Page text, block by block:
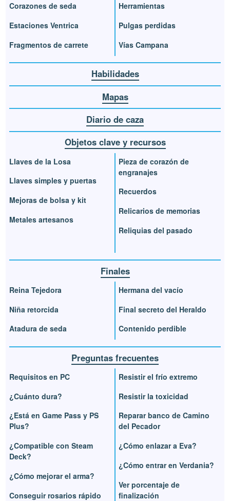
Corazones de seda
Estaciones Ventrica
Fragmentos de carrete
Herramientas
Pulgas perdidas
Vías Campana
Habilidades
Mapas
Diario de caza
Objetos clave y recursos
Llaves de la Losa
Llaves simples y puertas
Mejoras de bolsa y kit
Metales artesanos
Pieza de corazón de
engranajes
Recuerdos
Relicarios de memorias
Reliquias del pasado
Finales
Reina Tejedora
Niña retorcida
Atadura de seda
Hermana del vacío
Final secreto del Heraldo
Contenido perdible
Preguntas frecuentes
Requisitos en PC
¿Cuánto dura?
¿Está en Game Pass y PS
Plus?
¿Compatible con Steam
Deck?
¿Cómo mejorar el arma?
Conseguir rosarios rápido
Resistir el frío extremo
Resistir la toxicidad
Reparar banco de Camino
del Pecador
¿Cómo enlazar a Eva?
¿Cómo entrar en Verdania?
Ver porcentaje de
finalización